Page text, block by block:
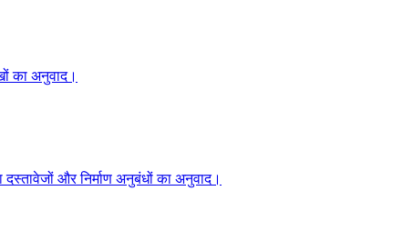
का अनुवाद।
दस्तावेजों और निर्माण अनुबंधों का अनुवाद।